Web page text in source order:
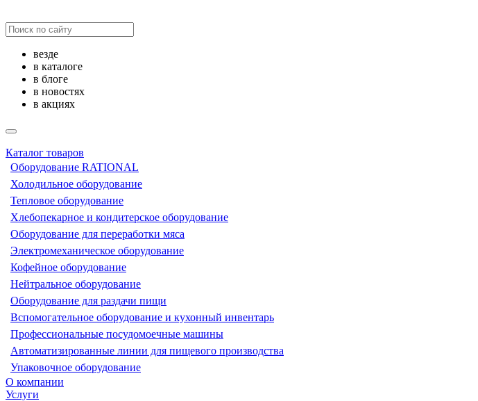
везде
в каталоге
в блоге
в новостях
в акциях
Каталог товаров
Оборудование RATIONAL
Холодильное оборудование
Тепловое оборудование
Хлебопекарное и кондитерское оборудование
Оборудование для переработки мяса
Электромеханическое оборудование
Кофейное оборудование
Нейтральное оборудование
Оборудование для раздачи пищи
Вспомогательное оборудование и кухонный инвентарь
Профессиональные посудомоечные машины
Автоматизированные линии для пищевого производства
Упаковочное оборудование
О компании
Услуги